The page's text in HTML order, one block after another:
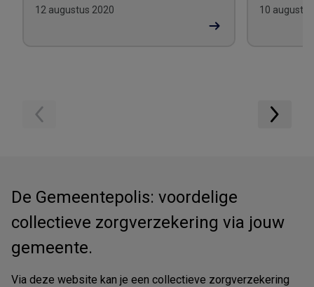
12 augustus 2020 10
De Gemeentepolis: voordelige
collectieve zorgverzekering via jouw
gemeente.
Via deze website kan je een collectieve zorgverzekering